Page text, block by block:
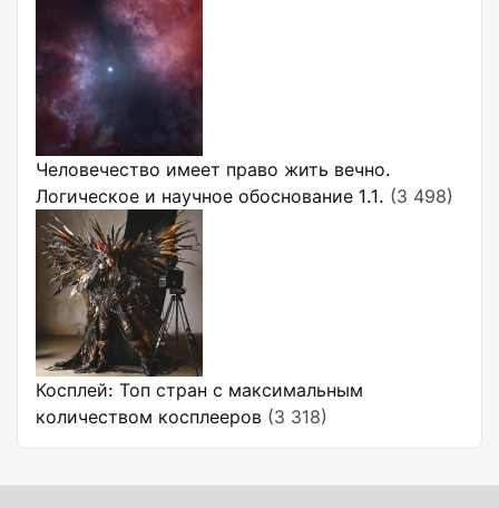
Человечество имеет право жить вечно.
Логическое и научное обоснование 1.1. (3 498)
Косплей: Топ стран с максимальным
количеством косплееров (3 318)